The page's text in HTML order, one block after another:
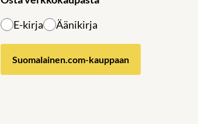
E-kirja
Äänikirja
Suomalainen.com-kauppaan